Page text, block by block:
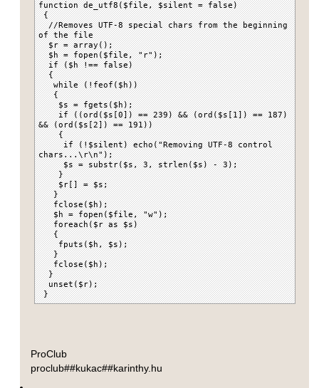
function de_utf8($file, $silent = false)
{
//Removes UTF-8 special chars from the beginning
of the file
$r = array();
$h = fopen($file, "r");
if ($h !== false)
{
while (!feof($h))
{
$s = fgets($h);
if ((ord($s[0]) == 239) && (ord($s[1]) == 187)
&& (ord($s[2]) == 191))
{
if (!$silent) echo("Removing UTF-8 control
chars...\r\n");
$s = substr($s, 3, strlen($s) - 3);
}
$r[] = $s;
}
fclose($h);
$h = fopen($file, "w");
foreach($r as $s)
{
fputs($h, $s);
}
fclose($h);
}
unset($r);
}
ProClub
proclub##kukac##karinthy.hu